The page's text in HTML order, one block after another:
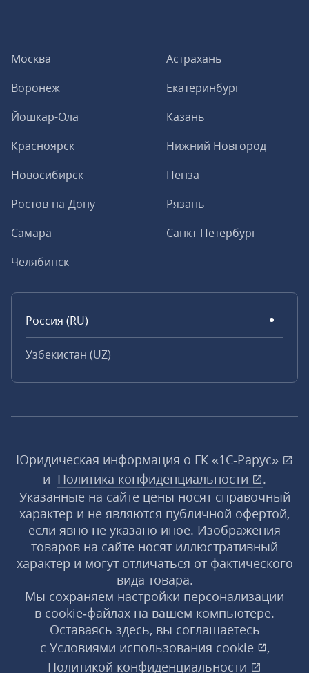
Москва
Астрахань
Воронеж
Екатеринбург
Йошкар-Ола
Казань
Красноярск
Нижний Новгород
Новосибирск
Пенза
Ростов-на-Дону
Рязань
Самара
Санкт-Петербург
Челябинск
Россия (RU)
Узбекистан (UZ)
Юридическая информация о ГК «1С‑Рарус»
и Политика конфиденциальности
.
Указанные на сайте цены носят справочный
характер и не являются публичной офертой,
если явно не указано иное. Изображения
товаров на сайте носят иллюстративный
характер и могут отличаться от фактического
вида товара.
Мы сохраняем настройки персонализации
в cookie‑файлах на вашем компьютере.
Оставаясь здесь, вы соглашаетесь
с Условиями использования cookie
,
Политикой конфиденциальности